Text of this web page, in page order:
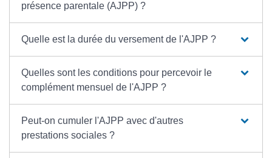
présence parentale (AJPP) ?
Quelle est la durée du versement de l'AJPP ?
Quelles sont les conditions pour percevoir le
complément mensuel de l'AJPP ?
Peut-on cumuler l'AJPP avec d'autres
prestations sociales ?